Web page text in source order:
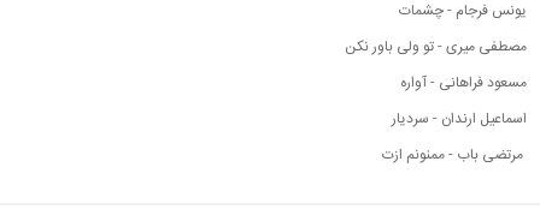
یونس فرجام - چشمات
مصطفی میری - تو ولی باور نکن
مسعود فراهانی - آواره
اسماعیل ارندان - سردیار
مرتضی باب - ممنونم ازت